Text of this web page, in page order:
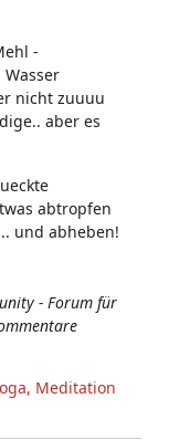
-
nicht zuuuu
aber es
abtropfen
und abheben!
- Forum für
Meditation